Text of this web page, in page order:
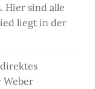
Hier sind alle
liegt in der
Weber